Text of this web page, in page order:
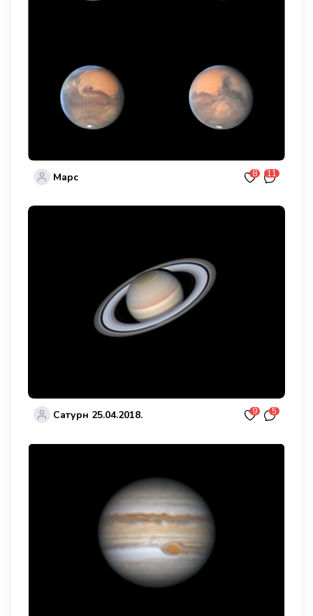
Марс 8 11
Сатурн 25.04.2018. 9 5